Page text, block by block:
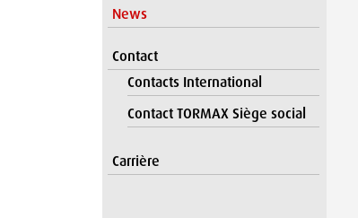
News
Contact
Contacts International
Contact TORMAX Siège social
Carrière